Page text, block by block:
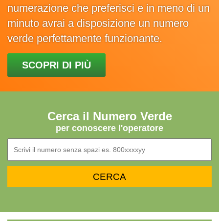
numerazione che preferisci e in meno di un
minuto avrai a disposizione un numero
verde perfettamente funzionante.
SCOPRI DI PIÙ
Cerca il Numero Verde
per conoscere l'operatore